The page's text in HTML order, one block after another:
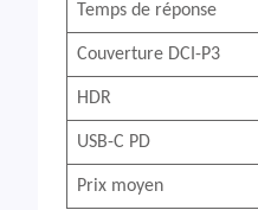
Temps de réponse
Couverture DCI-P3
HDR
USB-C PD
Prix moyen